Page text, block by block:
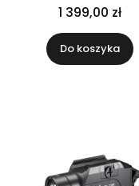
1 399,00 zł
Do koszyka